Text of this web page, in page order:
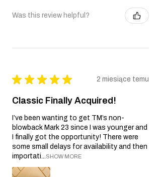
Was this review helpful?
★ ★ ★ ★ ★ 2 miesiące temu
Classic Finally Acquired!
I’ve been wanting to get TM’s non-
blowback Mark 23 since I was younger and
I finally got the opportunity! There were
some small delays for availability and then
importati...SHOW MORE